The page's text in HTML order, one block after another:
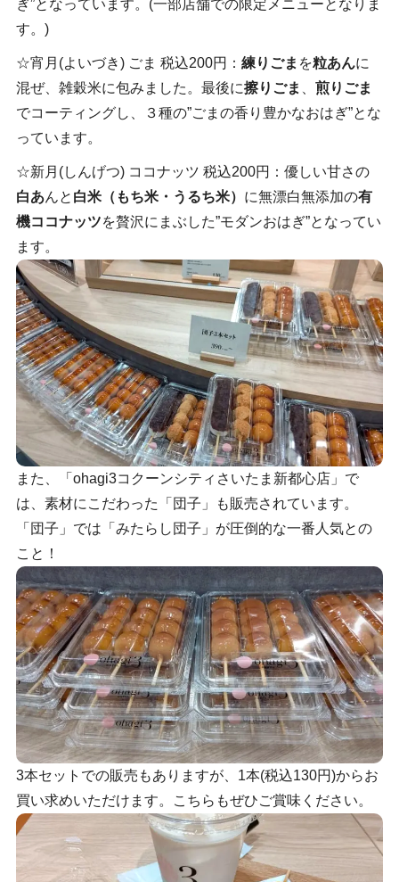
ぎ”となっています。(一部店舗での限定メニューとなりま
す。)
☆宵月(よいづき) ごま 税込200円： 練りごま を粒あんに
混ぜ、雑穀米に包みました。最後に擦りごま
煎りごま
でコーティングし、３種の”ごまの香り豊かなおはぎ”とな
っています。
☆新月(しんげつ) ココナッツ 税込200円：優しい甘さの
白あんと 白米（もち米・うるち米） に無漂白無添加の有
機ココナッツを贅沢にまぶした”モダンおはぎ”となってい
ます。
また、「ohagi3コクーンシティさいたま新都心店」で
は、素材にこだわった「団子」も販売されています。
「団子」では「みたらし団子」が圧倒的な一番人気との
こと！
3本セットでの販売もありますが、1本(税込130円)からお
買い求めいただけます。こちらもぜひご賞味ください。